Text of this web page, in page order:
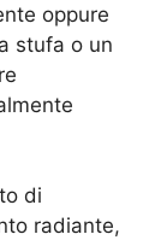
oppure
stufa o un
di
radiante,